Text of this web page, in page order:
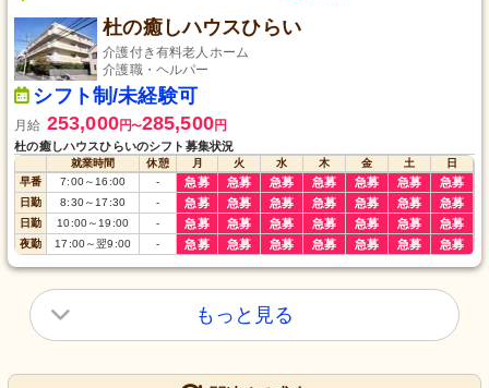
杜の癒しハウスひらい
介護付き有料老人ホーム
介護職・ヘルパー
シフト制/未経験可
月給 253,000円〜285,500円
杜の癒しハウスひらいのシフト募集状況
就業時間 休憩 月 火 水 木 金 土
日
早番
7:00～ 16:00 - 急募 急募 急募 急募 急募 急募 急募
日勤 8:30～ 17:30 - 急募 急募 急募 急募 急募 急募 急募
日勤 10:00～ 19:00 - 急募 急募 急募 急募 急募 急募 急募
夜勤 17:00～翌9:00 - 急募 急募 急募 急募 急募 急募 急募
もっと見る